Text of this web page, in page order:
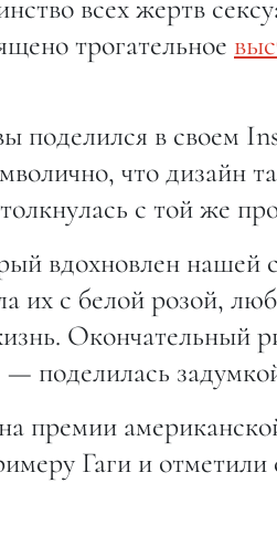
всех жертв
трогательное
поделился в своем
что дизайн
с той же
вдохновлен
их с белой розой,
Окончательный
поделилась
премии
Гаги и